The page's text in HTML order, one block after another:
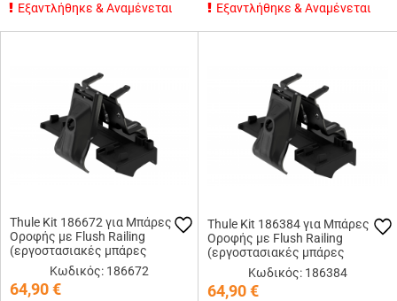
Εξαντλήθηκε & Αναμένεται Εξαντλήθηκε & Αναμένεται
Thule Kit 186672 για Μπάρες
Οροφής με Flush Railing
(εργοστασιακές μπάρες
εφαπτόμενες στην οροφή)
Κωδικός: 186672
64,90€
Thule Kit 186384 για Μπάρες
Οροφής με Flush Railing
(εργοστασιακές μπάρες
εφαπτόμενες στην οροφή)
Κωδικός: 186384
64,90€